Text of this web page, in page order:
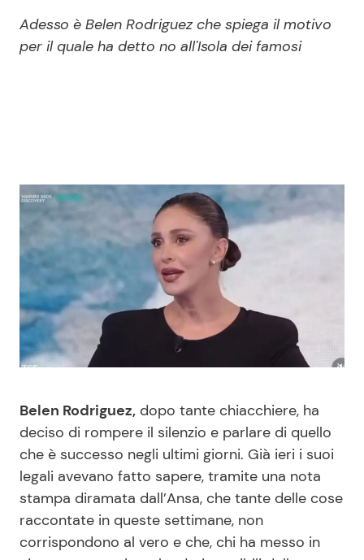
Politica Reality e Talent
News Musica
News Spettacolo
Benessere
Casa
Moda e Style
Mondo Mamma
News benessere
Salute
Cucina e Ricette
Consigli di Cucina
Le Ricette in TV
Primi Piatti
Ricette Facili e Veloci
Adesso è Belen Rodriguez che spiega il motivo
per il quale ha detto no all'Isola dei famosi
Belen Rodriguez, dopo tante chiacchiere, ha
deciso di rompere il silenzio e parlare di quello
che è successo negli ultimi giorni. Già ieri i suoi
legali avevano fatto sapere, tramite una nota
stampa diramata dall’Ansa, che tante delle cose
raccontate in queste settimane, non
corrispondono al vero e che, chi ha messo in